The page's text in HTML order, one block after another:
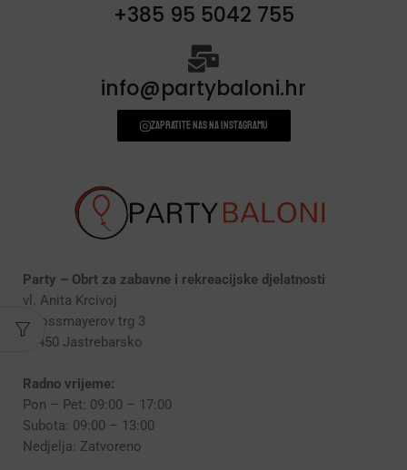
+385 95 5042 755
info@partybaloni.hr
Zapratite nas na instagramu
Party – Obrt za zabavne i rekreacijske djelatnosti
vl. Anita Krcivoj
Strossmayerov trg 3
10450 Jastrebarsko
Radno vrijeme:
Pon – Pet: 09:00 – 17:00
Subota: 09:00 – 13:00
Nedjelja: Zatvoreno